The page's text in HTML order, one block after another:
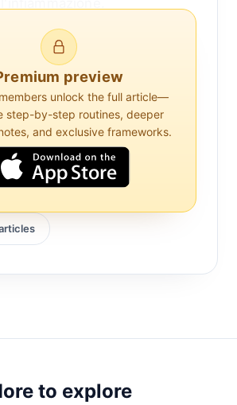
la connessione tra sonno e
nella SA può fornire
strategie di gestione più
condizione.
noto anche come
lente, è una fase critica del
È durante questa fase che
in processi di ripristino
la regolazione della
e dell'infiammazione.
con spondilite anchilosante,
avere implicazioni
preview
unlock the full article—
step-by-step routines, deeper
and exclusive frameworks.
to explore